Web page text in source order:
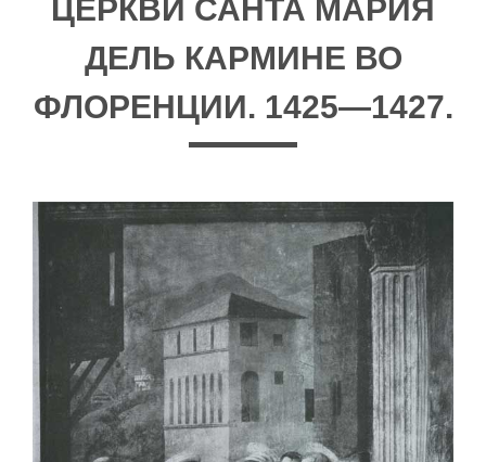
ЦЕРКВИ САНТА МАРИЯ
ДЕЛЬ КАРМИНЕ ВО
ФЛОРЕНЦИИ. 1425—1427.